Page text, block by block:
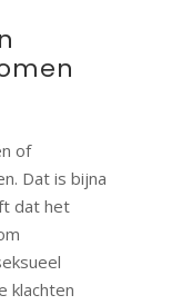
of
Dat is bijna
dat het
klachten